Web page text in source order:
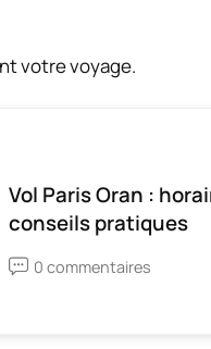
votre voyage.
Vol Paris Oran :
conseils pratiques
0 commentaires